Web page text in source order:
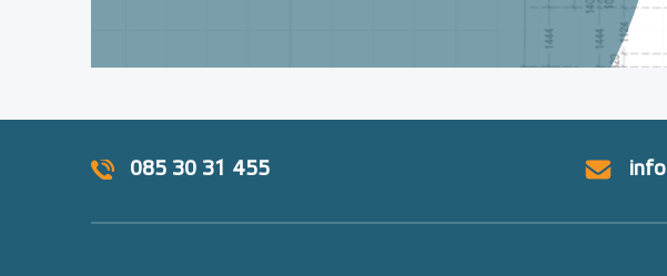
085 30 31 455